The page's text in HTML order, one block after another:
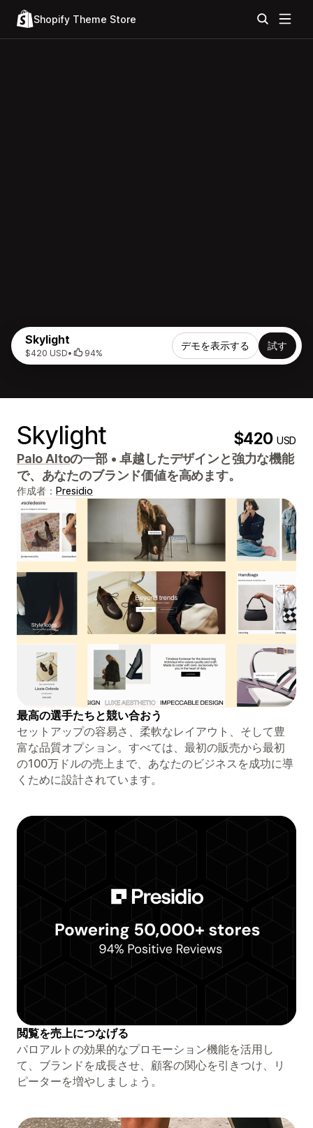
Shopify Theme Store
Skylight
$420 USD• 94%
デモを表示する 試す
Skylight $420USD
Palo Altoの一部 • 卓越したデザインと強力な機能
で、あなたのブランド価値を高めます。
作成者： Presidio
最高の選手たちと競い合おう
セットアップの容易さ、柔軟なレイアウト、そして豊
富な品質オプション。すべては、最初の販売から最初
の100万ドルの売上まで、あなたのビジネスを成功に導
くために設計されています。
閲覧を売上につなげる
パロアルトの効果的なプロモーション機能を活用し
て、ブランドを成長させ、顧客の関心を引きつけ、リ
ピーターを増やしましょう。